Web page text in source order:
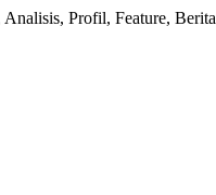
Profil, Feature,